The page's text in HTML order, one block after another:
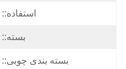
استفاده::
بسته::
بسته بندی چوبی::